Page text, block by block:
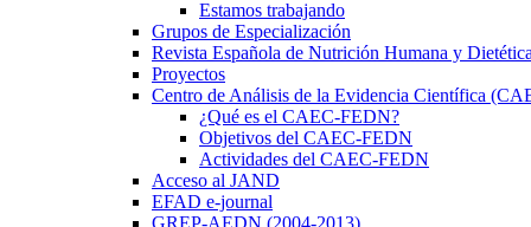
Estamos trabajando
Grupos de Especialización
Revista Española de Nutrición Humana y Dietética
Proyectos
Centro de Análisis de la Evidencia Científica
¿Qué es el CAEC-FEDN?
Objetivos del CAEC-FEDN
Actividades del CAEC-FEDN
Acceso al JAND
EFAD e-journal
GREP-AEDN (2004-2013)